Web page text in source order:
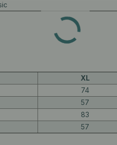
XL
74
57
83
57